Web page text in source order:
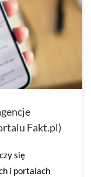
Fakt.pl)
się
i portalach